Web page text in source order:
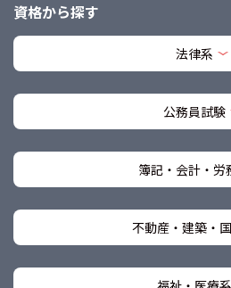
資格から探す
法律系
公務員試験
簿記・会計・労
不動産・建築・